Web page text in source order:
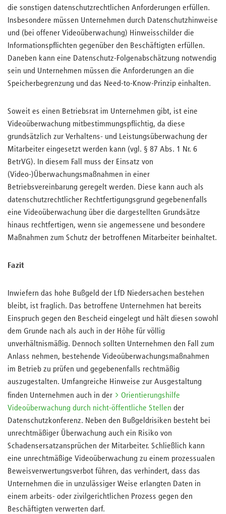
die sonstigen datenschutzrechtlichen Anforderungen erfüllen.
Insbesondere müssen Unternehmen durch Datenschutzhinweise
und (bei offener Videoüberwachung) Hinweisschilder die
Informationspflichten gegenüber den Beschäftigten erfüllen.
Daneben kann eine Datenschutz-Folgenabschätzung notwendig
sein und Unternehmen müssen die Anforderungen an die
Speicherbegrenzung und das Need-to-Know-Prinzip einhalten.
Soweit es einen Betriebsrat im Unternehmen gibt, ist eine
Videoüberwachung mitbestimmungspflichtig, da diese
grundsätzlich zur Verhaltens- und Leistungsüberwachung der
Mitarbeiter eingesetzt werden kann (vgl. § 87 Abs. 1 Nr. 6
BetrVG). In diesem Fall muss der Einsatz von
(Video-)Überwachungsmaßnahmen in einer
Betriebsvereinbarung geregelt werden. Diese kann auch als
datenschutzrechtlicher Rechtfertigungsgrund gegebenenfalls
eine Videoüberwachung über die dargestellten Grundsätze
hinaus rechtfertigen, wenn sie angemessene und besondere
Maßnahmen zum Schutz der betroffenen Mitarbeiter beinhaltet.
Fazit
Inwiefern das hohe Bußgeld der LfD Niedersachen bestehen
bleibt, ist fraglich. Das betroffene Unternehmen hat bereits
Einspruch gegen den Bescheid eingelegt und hält diesen sowohl
dem Grunde nach als auch in der Höhe für völlig
unverhältnismäßig. Dennoch sollten Unternehmen den Fall zum
Anlass nehmen, bestehende Videoüberwachungsmaßnahmen
im Betrieb zu prüfen und gegebenenfalls rechtmäßig
auszugestalten. Umfangreiche Hinweise zur Ausgestaltung
finden Unternehmen auch in der
Orientierungshilfe
Videoüberwachung durch nicht-öffentliche Stellen der
Datenschutzkonferenz. Neben den Bußgeldrisiken besteht bei
unrechtmäßiger Überwachung auch ein Risiko von
Schadensersatzansprüchen der Mitarbeiter. Schließlich kann
eine unrechtmäßige Videoüberwachung zu einem prozessualen
Beweisverwertungsverbot führen, das verhindert, dass das
Unternehmen die in unzulässiger Weise erlangten Daten in
einem arbeits- oder zivilgerichtlichen Prozess gegen den
Beschäftigten verwerten darf.